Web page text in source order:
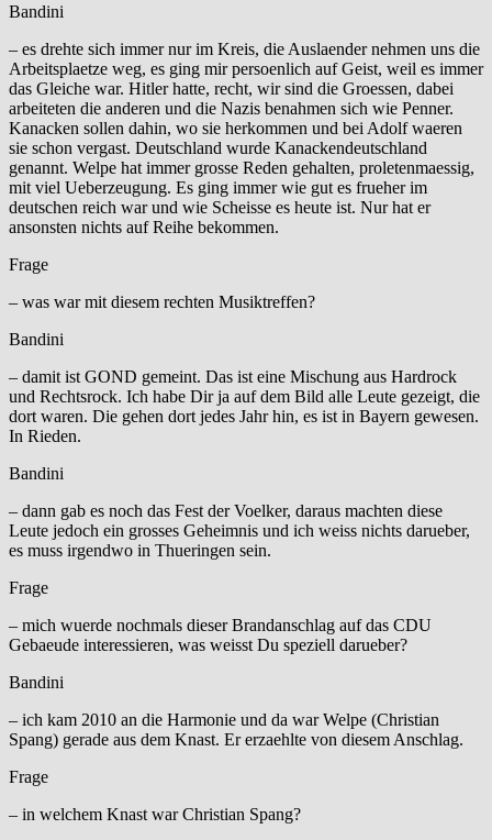
Bandini
– es drehte sich immer nur im Kreis, die Auslaender nehmen uns die
Arbeitsplaetze weg, es ging mir persoenlich auf Geist, weil es immer
das Gleiche war. Hitler hatte, recht, wir sind die Groessen, dabei
arbeiteten die anderen und die Nazis benahmen sich wie Penner.
Kanacken sollen dahin, wo sie herkommen und bei Adolf waeren
sie schon vergast. Deutschland wurde Kanackendeutschland
genannt. Welpe hat immer grosse Reden gehalten, proletenmaessig,
mit viel Ueberzeugung. Es ging immer wie gut es frueher im
deutschen reich war und wie Scheisse es heute ist. Nur hat er
ansonsten nichts auf Reihe bekommen.
Frage
– was war mit diesem rechten Musiktreffen?
Bandini
– damit ist GOND gemeint. Das ist eine Mischung aus Hardrock
und Rechtsrock. Ich habe Dir ja auf dem Bild alle Leute gezeigt, die
dort waren. Die gehen dort jedes Jahr hin, es ist in Bayern gewesen.
In Rieden.
Bandini
– dann gab es noch das Fest der Voelker, daraus machten diese
Leute jedoch ein grosses Geheimnis und ich weiss nichts darueber,
es muss irgendwo in Thueringen sein.
Frage
– mich wuerde nochmals dieser Brandanschlag auf das CDU
Gebaeude interessieren, was weisst Du speziell darueber?
Bandini
– ich kam 2010 an die Harmonie und da war Welpe (Christian
Spang) gerade aus dem Knast. Er erzaehlte von diesem Anschlag.
Frage
– in welchem Knast war Christian Spang?